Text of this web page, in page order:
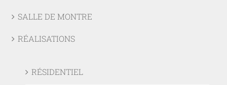
SALLE DE MONTRE
RÉALISATIONS
RÉSIDENTIEL